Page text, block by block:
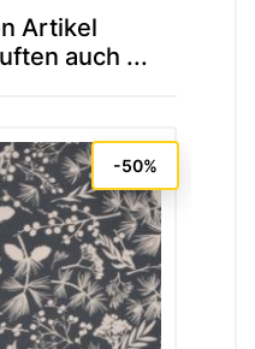
Artikel
auch ...
-50%